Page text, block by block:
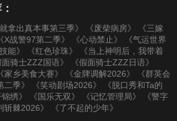
第20220311期 第20220314期
第20220316期 第20220317期
第20220321(微女人) 第20220321期
拿出真本事第三季》 《废柴病房》
《三嫁
《X战警97第二季》 《心动禁止》
《气运世界
能》
《红色珍珠》
《当上神明后，我带着
面骑士ZZZ国语》
《假面骑士ZZZ日语》
《家乡美食大赛》 《金牌调解2026》
《群英会
二季》 《笑动剧场2026》
《脱口秀和Ta的
绣》 《国乐无双》 《记忆管理局》
《警字
斩棘2026》 《了不起的少年》